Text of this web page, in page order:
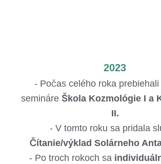
2023
- Počas celého roka
semináre Škola Kozmológie I a
II.
- V tomto roku sa pridala
Čítanie/výklad Solárneho
- Po troch rokoch sa